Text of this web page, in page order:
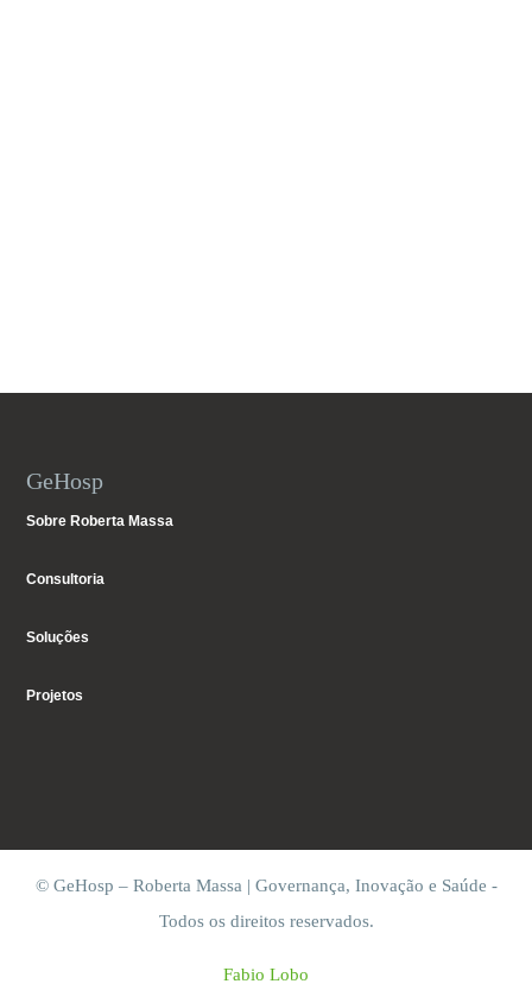
GeHosp
Sobre Roberta Massa
Consultoria
Soluções
Projetos
© GeHosp – Roberta Massa | Governança, Inovação e Saúde -
Todos os direitos reservados.
Fabio Lobo